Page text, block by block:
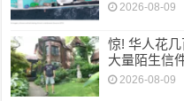
2026-08-09
惊! 华人花
大量陌生信
2026-08-09